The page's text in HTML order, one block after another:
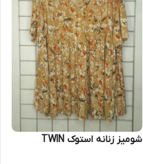
شومیز زنانه استوک TWIN